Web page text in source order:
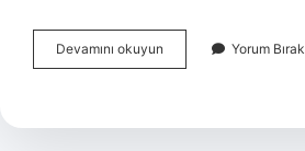
Devamını okuyun Başkomutanlık
Savaşı
Yorum Bırak